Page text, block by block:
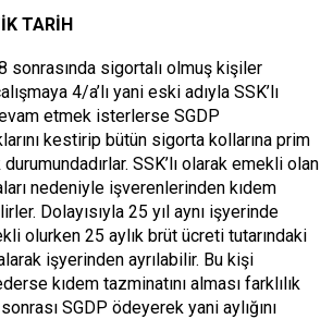
TARİH
sonrasında sigortalı olmuş kişiler
4/a’lı yani eski adıyla SSK’lı
etmek isterlerse SGDP
kestirip bütün sigorta kollarına prim
SSK’lı olarak emekli olan
nedeniyle işverenlerinden kıdem
Dolayısıyla 25 yıl aynı işyerinde
olurken 25 aylık brüt ücreti tutarındaki
işyerinden ayrılabilir. Bu kişi
kıdem tazminatını alması farklılık
SGDP ödeyerek yani aylığını